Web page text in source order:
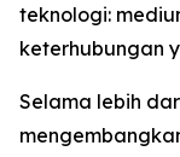
teknologi:
keterhubungan
Selama lebih